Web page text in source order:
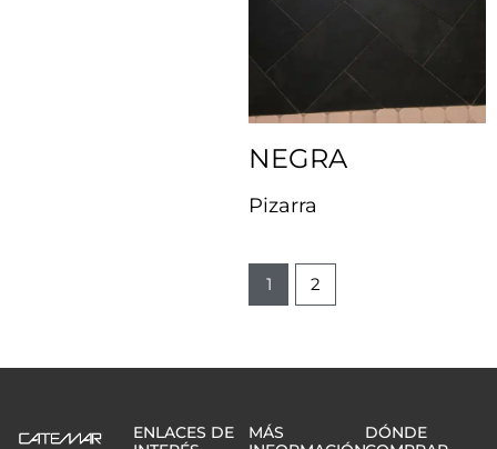
NEGRA
Pizarra
1 2
ENLACES DE
MÁS
DÓNDE